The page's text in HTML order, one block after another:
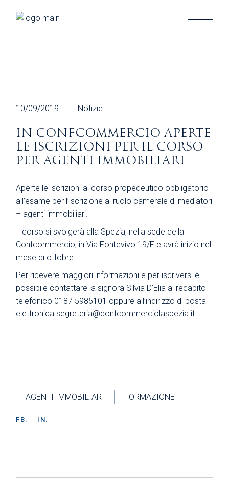
10/09/2019 Notizie
IN CONFCOMMERCIO APERTE
LE ISCRIZIONI PER IL CORSO
PER AGENTI IMMOBILIARI
Aperte le iscrizioni al corso propedeutico obbligatorio
all’esame per l’iscrizione al ruolo camerale di mediatori
– agenti immobiliari.
Il corso si svolgerà alla Spezia, nella sede della
Confcommercio, in Via Fontevivo 19/F e avrà inizio nel
mese di ottobre.
Per ricevere maggiori informazioni e per iscriversi è
possibile contattare la signora Silvia D’Elia al recapito
telefonico 0187 5985101 oppure all’indirizzo di posta
elettronicasegreteria@confcommerciolaspezia.it
AGENTI IMMOBILIARI FORMAZIONE
FB. IN.